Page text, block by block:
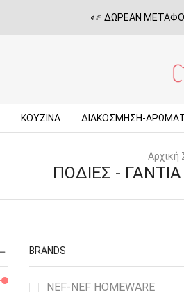
ΔΩΡΕΑΝ
ΚΟΥΖΊΝΑ ΔΙΑΚΟΣΜΗΣΗ-
Αρχική
ΠΟΔΙΈΣ -
BRANDS
NEF-NEF HOMEWARE